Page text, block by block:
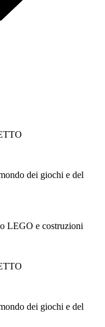
dei giochi e del
LEGO e costruzioni
dei giochi e del